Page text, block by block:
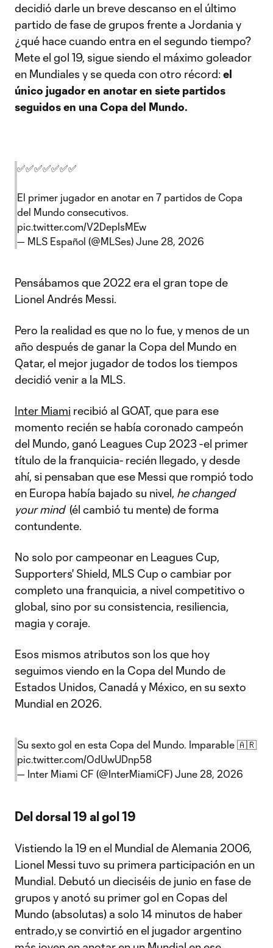
decidió darle un breve descanso en el último
partido de fase de grupos frente a Jordania y
¿qué hace cuando entra en el segundo tiempo?
Mete el gol 19, sigue siendo el máximo goleador
en Mundiales y se queda con otro récord: el
único jugador en anotar en siete partidos
seguidos en una Copa del Mundo.
✅✅✅✅✅✅✅
El primer jugador en anotar en 7 partidos de Copa
del Mundo consecutivos.
pic.twitter.com/V2DeplsMEw
— MLS Español (@MLSes) June 28, 2026
Pensábamos que 2022 era el gran tope de
Lionel Andrés Messi.
Pero la realidad es que no lo fue, y menos de un
año después de ganar la Copa del Mundo en
Qatar, el mejor jugador de todos los tiempos
decidió venir a la MLS.
Inter Miami recibió al GOAT, que para ese
momento recién se había coronado campeón
del Mundo, ganó Leagues Cup 2023 -el primer
título de la franquicia- recién llegado, y desde
ahí, si pensaban que ese Messi que rompió todo
en Europa había bajado su nivel, he changed
your mind(él cambió tu mente) de forma
contundente.
No solo por campeonar en Leagues Cup,
Supporters' Shield, MLS Cup o cambiar por
completo una franquicia, a nivel competitivo o
global, sino por su consistencia, resiliencia,
magia y coraje.
Esos mismos atributos son los que hoy
seguimos viendo en la Copa del Mundo de
Estados Unidos, Canadá y México, en su sexto
Mundial en 2026.
Su sexto gol en esta Copa del Mundo. Imparable 🇦🇷
pic.twitter.com/OdUwUDnp58
— Inter Miami CF (@InterMiamiCF) June 28, 2026
Del dorsal 19 al gol 19
Vistiendo la 19 en el Mundial de Alemania 2006,
Lionel Messi tuvo su primera participación en un
Mundial. Debutó un dieciséis de junio en fase de
grupos y anotó su primer gol en Copas del
Mundo (absolutas) a solo 14 minutos de haber
entrado,y se convirtió en el jugador argentino